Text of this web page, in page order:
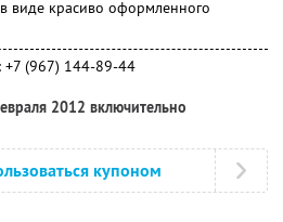
виде красиво оформленного
+7 (967) 144-89-44
2012 включительно
купоном